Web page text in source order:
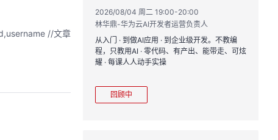
全流程体验机器人
2026/08/04 周二 19:00-20:00
林华鼎-华为云AI开发者运营负责人
从入门 · 到做AI应用 · 到企业级开发。不教编
程，只教用AI · 零代码、有产出、能带走、可炫
耀 · 每课人人动手实操
回顾中